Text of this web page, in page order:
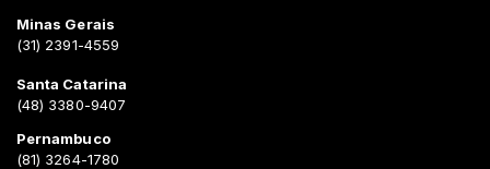
Minas Gerais
(31) 2391-4559
Santa Catarina
(48) 3380-9407
Pernambuco
(81) 3264-1780